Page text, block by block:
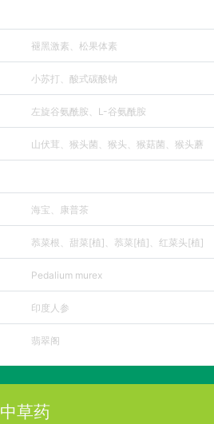
褪黑激素、松果体素
小苏打、酸式碳酸钠
左旋谷氨酰胺、L-谷氨酰胺
山伏茸、猴头菌、猴头、猴菇菌、猴头蘑
海宝、康普茶
菾菜根、甜菜[植]、菾菜[植]、红菜头[植]
Pedalium murex
印度人参
翡翠阁
中草药